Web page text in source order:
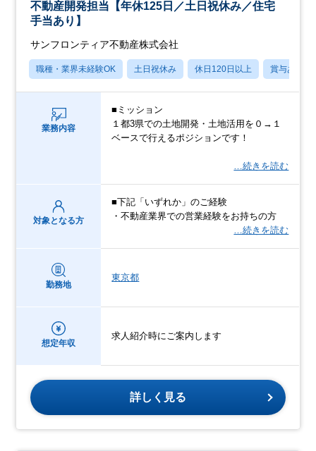
不動産開発担当【年休125日／土日祝休み／住宅
手当あり】
サンフロンティア不動産株式会社
職種・業界未経験OK 土日祝休み 休日120日以上 賞与あり
業務内容
■ミッション
１都3県での土地開発・土地活用を０→１
ベースで行えるポジションです！
…続きを読む
対象となる方
■下記「いずれか」のご経験
・不動産業界での営業経験をお持ちの方
…続きを読む
勤務地
東京都
想定年収
求人紹介時にご案内します
詳しく見る